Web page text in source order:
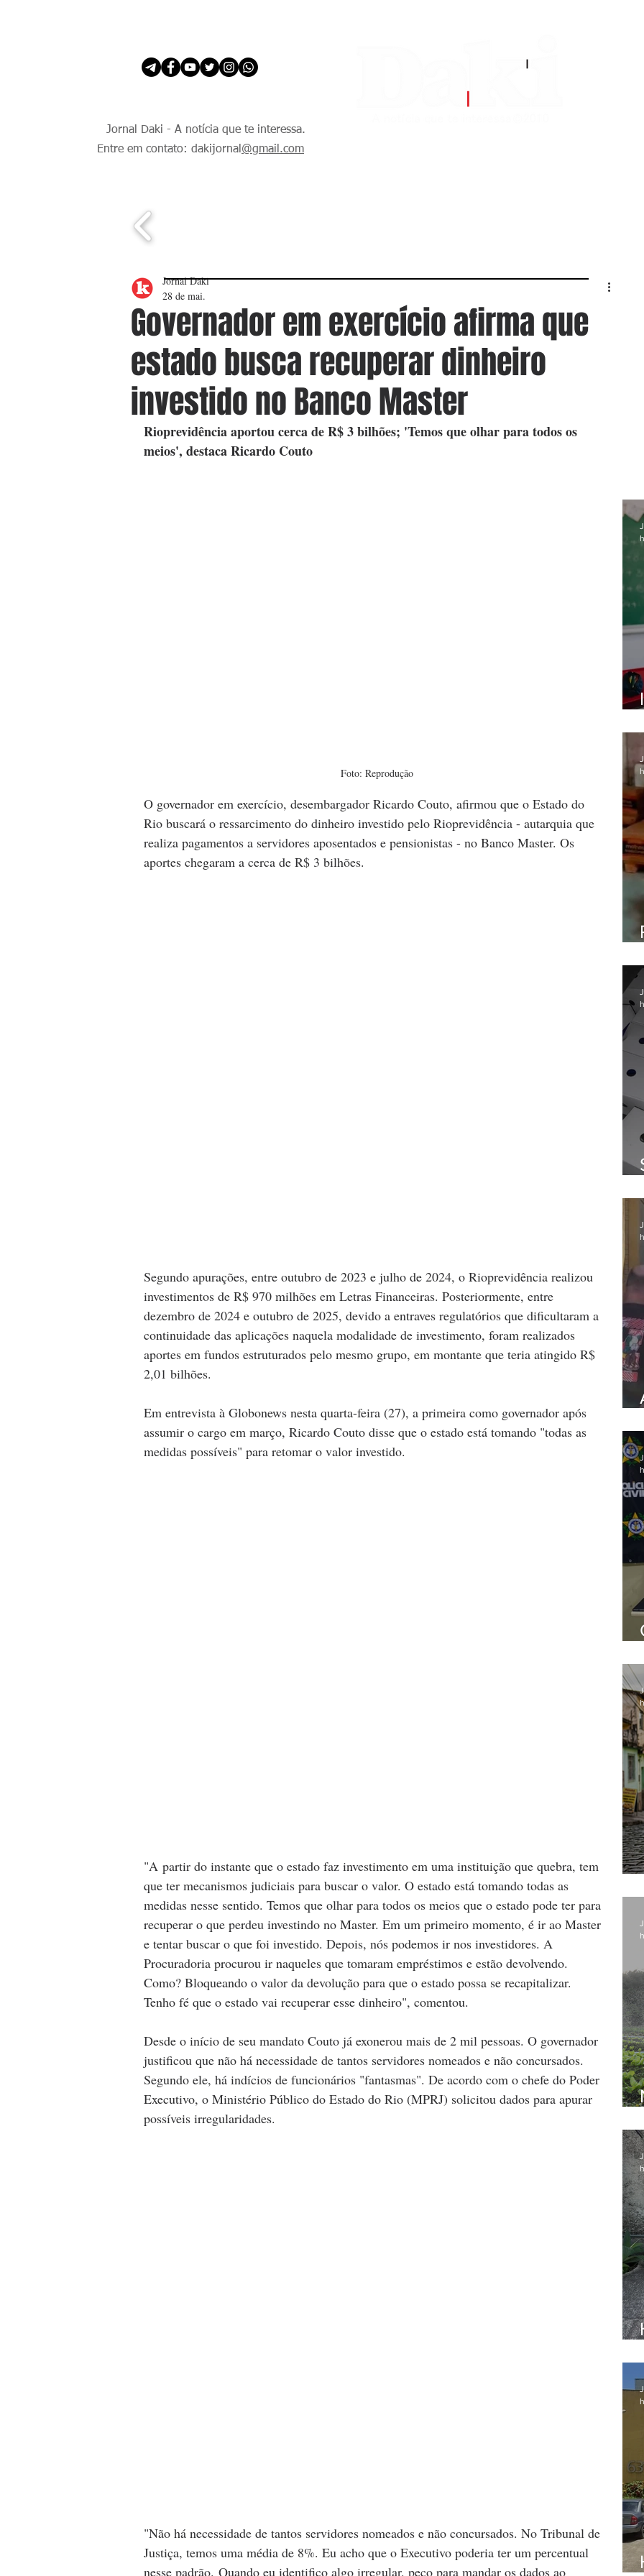
Jornal Daki - A notícia que te interessa.
Entre em contato: dakijornal @gmail.com
Governador em exercício afirma que
estado busca recuperar dinheiro
investido no Banco Master
Jornal Daki
28 de mai.
Rioprevidência aportou cerca de R$ 3 bilhões; 'Temos que olhar para todos os
meios', destaca Ricardo Couto
Foto: Reprodução
O governador em exercício, desembargador Ricardo Couto, afirmou que o Estado do
Rio buscará o ressarcimento do dinheiro investido pelo Rioprevidência - autarquia que
realiza pagamentos a servidores aposentados e pensionistas - no Banco Master. Os
aportes chegaram a cerca de R$ 3 bilhões.
Segundo apurações, entre outubro de 2023 e julho de 2024, o Rioprevidência realizou
investimentos de R$ 970 milhões em Letras Financeiras. Posteriormente, entre
dezembro de 2024 e outubro de 2025, devido a entraves regulatórios que dificultaram a
continuidade das aplicações naquela modalidade de investimento, foram realizados
aportes em fundos estruturados pelo mesmo grupo, em montante que teria atingido R$
2,01 bilhões.
Em entrevista à Globonews nesta quarta-feira (27), a primeira como governador após
assumir o cargo em março, Ricardo Couto disse que o estado está tomando "todas as
medidas possíveis" para retomar o valor investido.
"A partir do instante que o estado faz investimento em uma instituição que quebra, tem
que ter mecanismos judiciais para buscar o valor. O estado está tomando todas as
medidas nesse sentido. Temos que olhar para todos os meios que o estado pode ter para
recuperar o que perdeu investindo no Master. Em um primeiro momento, é ir ao Master
e tentar buscar o que foi investido. Depois, nós podemos ir nos investidores. A
Procuradoria procurou ir naqueles que tomaram empréstimos e estão devolvendo.
Como? Bloqueando o valor da devolução para que o estado possa se recapitalizar.
Tenho fé que o estado vai recuperar esse dinheiro", comentou.
Desde o início de seu mandato Couto já exonerou mais de 2 mil pessoas. O governador
justificou que não há necessidade de tantos servidores nomeados e não concursados.
Segundo ele, há indícios de funcionários "fantasmas". De acordo com o chefe do Poder
Executivo, o Ministério Público do Estado do Rio (MPRJ) solicitou dados para apurar
possíveis irregularidades.
"Não há necessidade de tantos servidores nomeados e não concursados. No Tribunal de
Justiça, temos uma média de 8%. Eu acho que o Executivo poderia ter um percentual
nesse padrão. Quando eu identifico algo irregular, peço para mandar os dados ao